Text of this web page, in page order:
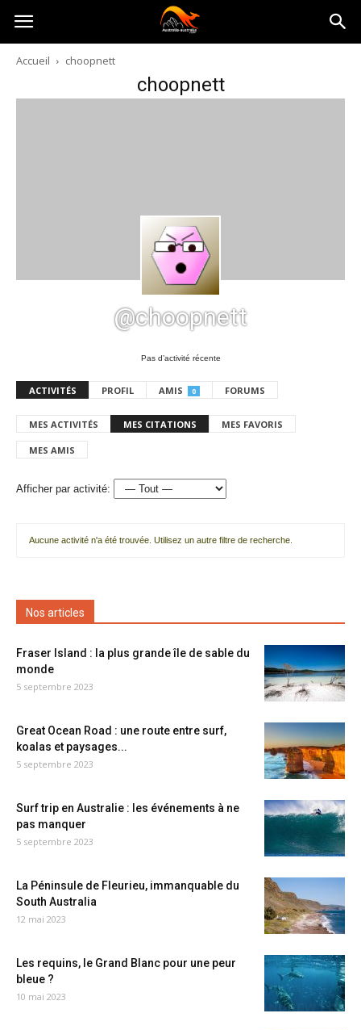
Australia-
australie.com
Accueil choopnett
choopnett
@choopnett
Pas d’activité récente
ACTIVITÉS PROFIL AMIS 0 FORUMS
MES ACTIVITÉS MES CITATIONS MES FAVORIS
MES AMIS
Afficher par activité:
Aucune activité n'a été trouvée. Utilisez un autre filtre de recherche.
Nos articles
Fraser Island : la plus grande île de sable du
monde
5 septembre 2023
Great Ocean Road : une route entre surf,
koalas et paysages...
5 septembre 2023
Surf trip en Australie : les événements à ne
pas manquer
5 septembre 2023
La Péninsule de Fleurieu, immanquable du
South Australia
12 mai 2023
Les requins, le Grand Blanc pour une peur
bleue ?
10 mai 2023